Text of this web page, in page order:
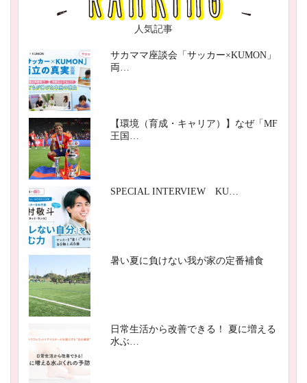
人気記事
サカママ座談会「サッカー×KUMON」
両…
【環境（育成・キャリア）】なぜ「MF
王国…
SPECIAL INTERVIEW KU…
暑い夏に負けない我が家の定番補食
日常生活から改善できる！ 夏に増える
水ぶ…